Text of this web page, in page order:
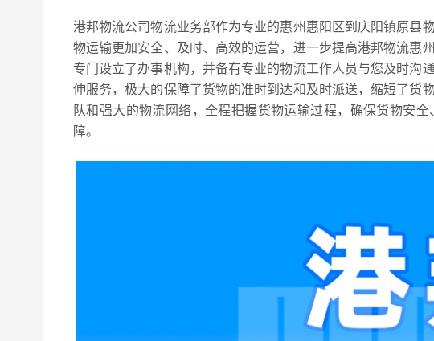
港邦物流公司物流业务部作为专业的惠州惠阳区到庆阳镇原县
物运输更加安全、及时、高效的运营，进一步提高港邦物流惠
专门设立了办事机构，并备有专业的物流工作人员与您及时沟
伸服务，极大的保障了货物的准时到达和及时派送，缩短了货
队和强大的物流网络，全程把握货物运输过程，确保货物安
障。